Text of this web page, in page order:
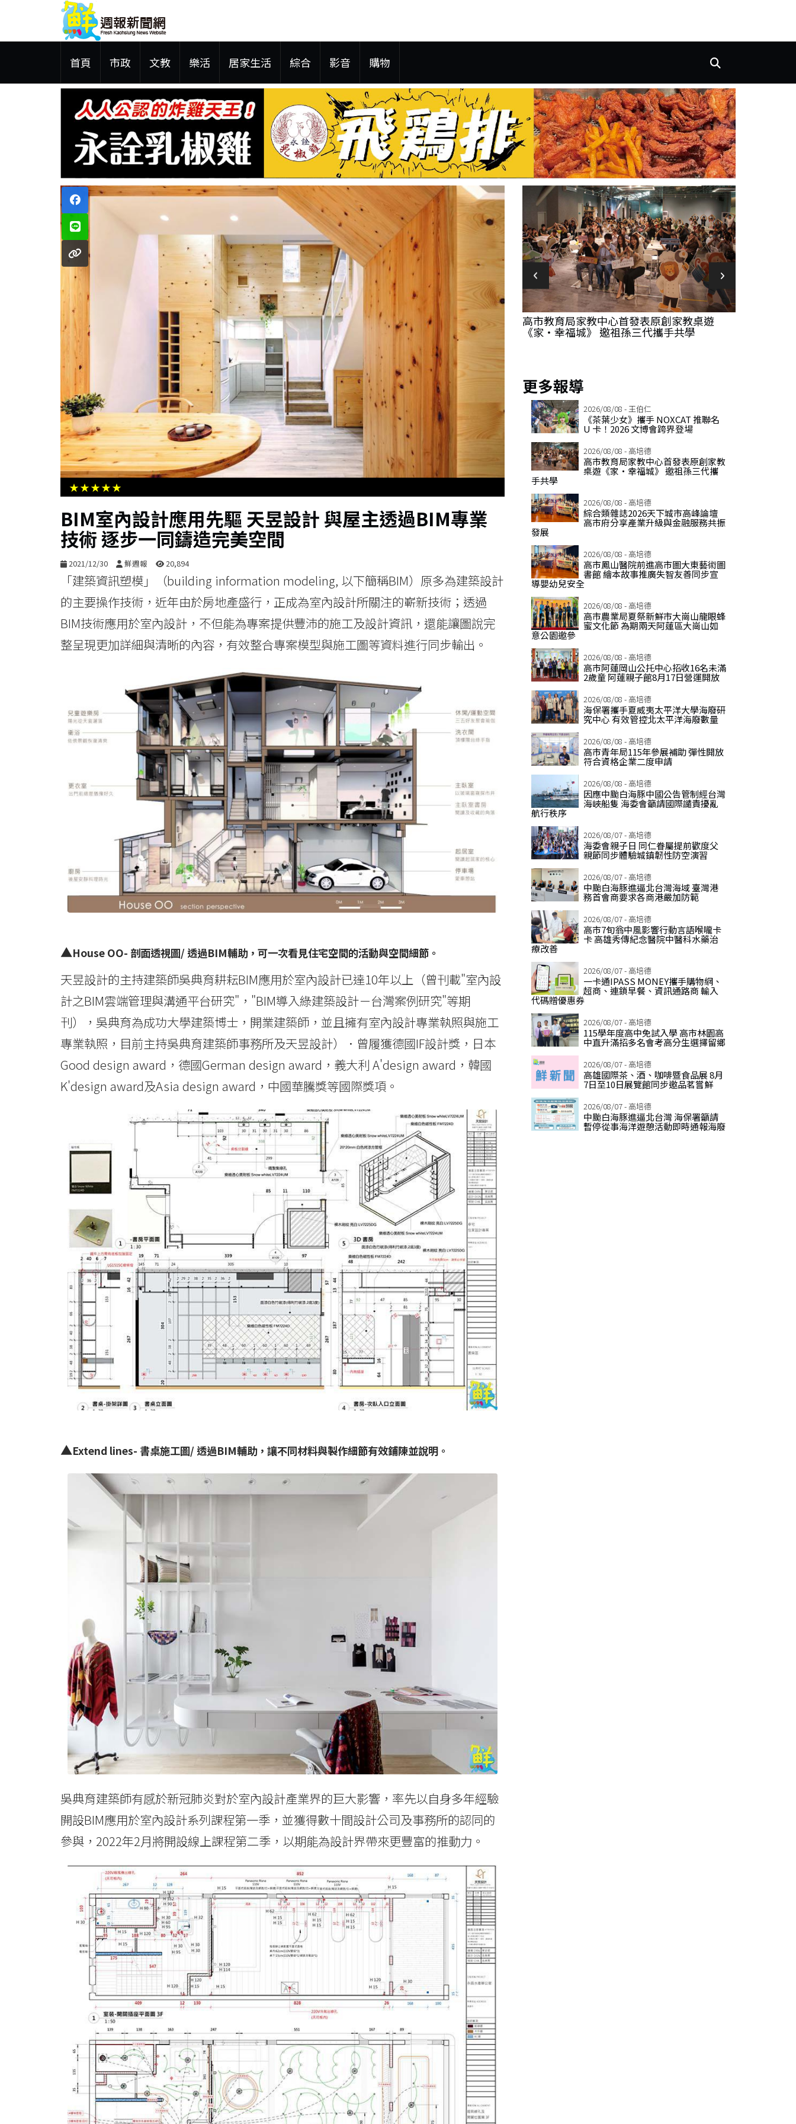
首頁 市政 文教 樂活 居家生活 綜合 影音 購物
★★★★★
BIM室內設計應用先驅 天昱設計 與屋主透過BIM專業
技術 逐步一同鑄造完美空間
2021/12/30 鮮週報 20,894
「建築資訊塑模」（building information modeling, 以下簡稱BIM）原多為建築設計
的主要操作技術，近年由於房地產盛行，正成為室內設計所關注的嶄新技術；透過
BIM技術應用於室內設計，不但能為專案提供豐沛的施工及設計資訊，還能讓圖說完
整呈現更加詳細與清晰的內容，有效整合專案模型與施工圖等資料進行同步輸出。
▲House OO- 剖面透視圖/ 透過BIM輔助，可一次看見住宅空間的活動與空間細節。
天昱設計的主持建築師吳典育耕耘BIM應用於室內設計已達10年以上（曾刊載"室內設
計之BIM雲端管理與溝通平台研究"，"BIM導入綠建築設計－台灣案例研究"等期
刊），吳典育為成功大學建築博士，開業建築師，並且擁有室內設計專業執照與施工
專業執照，目前主持吳典育建築師事務所及天昱設計）．曾履獲德國IF設計獎，日本
Good design award，德國German design award，義大利 A'design award，韓國
K'design award及Asia design award，中國華騰獎等國際獎項。
▲Extend lines- 書桌施工圖/ 透過BIM輔助，讓不同材料與製作細節有效鋪陳並說明。
吳典育建築師有感於新冠肺炎對於室內設計產業界的巨大影響，率先以自身多年經驗
開設BIM應用於室內設計系列課程第一季，並獲得數十間設計公司及事務所的認同的
參與，2022年2月將開設線上課程第二季，以期能為設計界帶來更豐富的推動力。
臺灣港務首會商 高市7旬翁中風影響行動言語喉嚨卡卡 高雄秀
傳紀念醫院中醫科水藥治療改善
《茶葉少女》攜手 NOXCAT 推聯名 U 卡！
2026 文博會跨界登場
高市教育局家教中心首發表原創家教桌遊
《家‧幸福城》 邀祖孫三代攜手共學
更多報導
2026/08/08 - 王伯仁
《茶葉少女》攜手 NOXCAT 推聯名
U 卡！2026 文博會跨界登場
2026/08/08 - 高培德
高市教育局家教中心首發表原創家教
桌遊《家‧幸福城》 邀祖孫三代攜
手共學
2026/08/08 - 高培德
綜合類雜誌2026天下城市高峰論壇
高市府分享產業升級與金融服務共振
發展
2026/08/08 - 高培德
高市鳳山醫院前進高市圖大東藝術圖
書館 繪本故事推廣失智友善同步宣
導嬰幼兒安全
2026/08/08 - 高培德
高市農業局夏祭新鮮市大崗山龍眼蜂
蜜文化節 為期兩天阿蓮區大崗山如
意公園邀參
2026/08/08 - 高培德
高市阿蓮岡山公托中心招收16名未滿
2歲童 阿蓮親子館8月17日營運開放
2026/08/08 - 高培德
海保署攜手夏威夷太平洋大學海廢研
究中心 有效管控北太平洋海廢數量
2026/08/08 - 高培德
高市青年局115年參展補助 彈性開放
符合資格企業二度申請
2026/08/08 - 高培德
因應中颱白海豚中國公告管制經台灣
海峽船隻 海委會籲請國際譴責擾亂
航行秩序
2026/08/07 - 高培德
海委會親子日 同仁眷屬提前歡度父
親節同步體驗城鎮韌性防空演習
2026/08/07 - 高培德
中颱白海豚進逼北台灣海域 臺灣港
務首會商要求各商港嚴加防範
2026/08/07 - 高培德
高市7旬翁中風影響行動言語喉嚨卡
卡 高雄秀傳紀念醫院中醫科水藥治
療改善
2026/08/07 - 高培德
一卡通IPASS MONEY攜手購物網、
超商、連鎖早餐、資訊通路商 輸入
代碼贈優惠券
2026/08/07 - 高培德
115學年度高中免試入學 高市林園高
中直升滿招多名會考高分生選擇留鄉
2026/08/07 - 高培德
高雄國際茶、酒、咖啡暨食品展 8月
7日至10日展覽館同步邀品茗嘗鮮
2026/08/07 - 高培德
中颱白海豚進逼北台灣 海保署籲請
暫停從事海洋遊憩活動即時通報海廢